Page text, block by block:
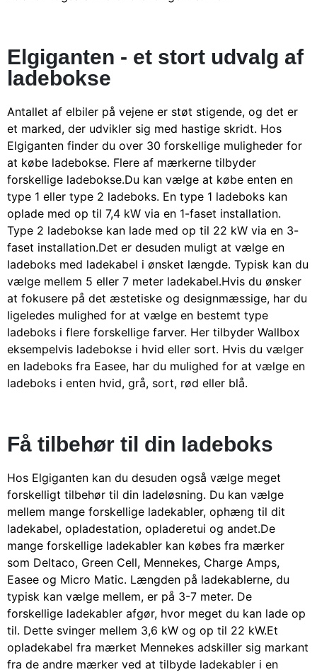
Elgiganten - et stort udvalg af
ladebokse
Antallet af elbiler på vejene er støt stigende, og det er
et marked, der udvikler sig med hastige skridt. Hos
Elgiganten finder du over 30 forskellige muligheder for
at købe ladebokse. Flere af mærkerne tilbyder
forskellige ladebokse.Du kan vælge at købe enten en
type 1 eller type 2 ladeboks. En type 1 ladeboks kan
oplade med op til 7,4 kW via en 1-faset installation.
Type 2 ladebokse kan lade med op til 22 kW via en 3-
faset installation.Det er desuden muligt at vælge en
ladeboks med ladekabel i ønsket længde. Typisk kan du
vælge mellem 5 eller 7 meter ladekabel.Hvis du ønsker
at fokusere på det æstetiske og designmæssige, har du
ligeledes mulighed for at vælge en bestemt type
ladeboks i flere forskellige farver. Her tilbyder Wallbox
eksempelvis ladebokse i hvid eller sort. Hvis du vælger
en ladeboks fra Easee, har du mulighed for at vælge en
ladeboks i enten hvid, grå, sort, rød eller blå.
Få tilbehør til din ladeboks
Hos Elgiganten kan du desuden også vælge meget
forskelligt tilbehør til din ladeløsning. Du kan vælge
mellem mange forskellige ladekabler, ophæng til dit
ladekabel, opladestation, opladeretui og andet.De
mange forskellige ladekabler kan købes fra mærker
som Deltaco, Green Cell, Mennekes, Charge Amps,
Easee og Micro Matic. Længden på ladekablerne, du
typisk kan vælge mellem, er på 3-7 meter. De
forskellige ladekabler afgør, hvor meget du kan lade op
til. Dette svinger mellem 3,6 kW og op til 22 kW.Et
opladekabel fra mærket Mennekes adskiller sig markant
fra de andre mærker ved at tilbyde ladekabler i en